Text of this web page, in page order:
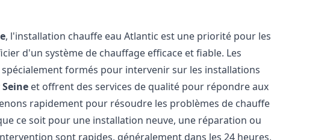
, l'installation chauffe eau Atlantic est une priorité pour les
d'un système de chauffage efficace et fiable. Les
formés pour intervenir sur les installations
et offrent des services de qualité pour répondre aux
rapidement pour résoudre les problèmes de chauffe
ce soit pour une installation neuve, une réparation ou
sont rapides, généralement dans les 24 heures,